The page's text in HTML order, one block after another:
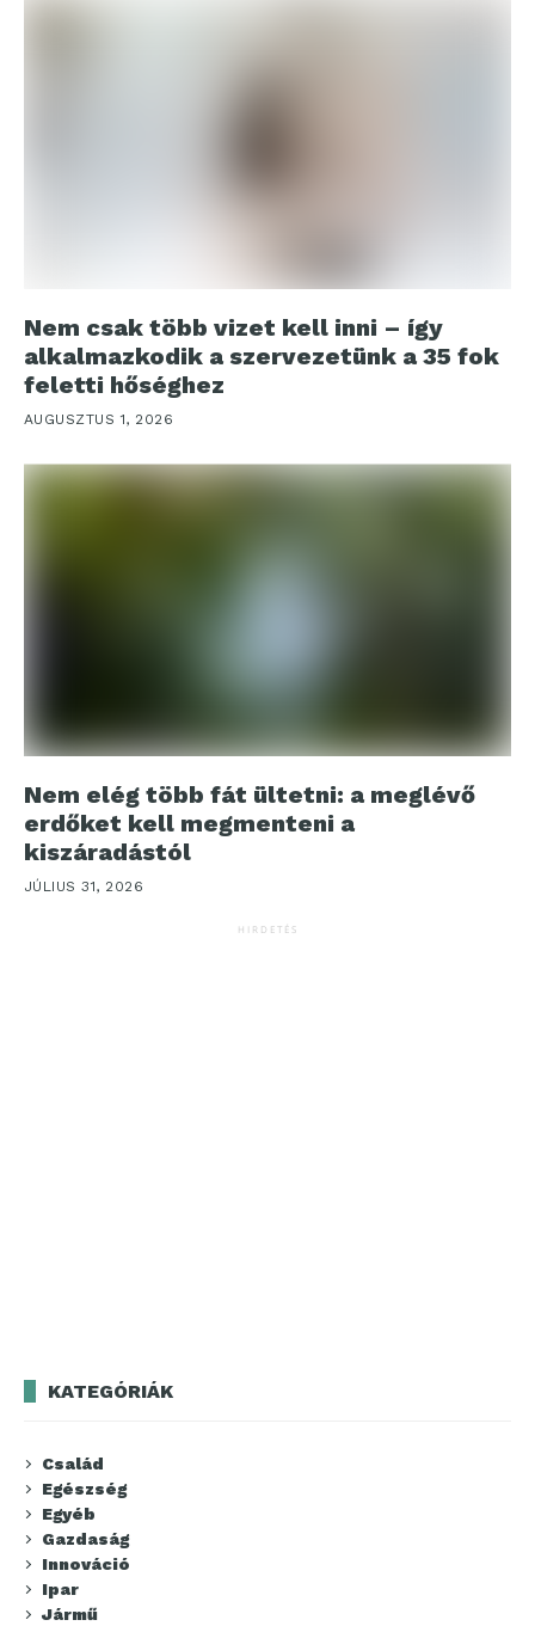
Nem csak több vizet kell inni – így
alkalmazkodik a szervezetünk a 35 fok
feletti hőséghez
AUGUSZTUS 1, 2026
Nem elég több fát ültetni: a meglévő
erdőket kell megmenteni a
kiszáradástól
JÚLIUS 31, 2026
HIRDETÉS
KATEGÓRIÁK
Család
Egészség
Egyéb
Gazdaság
Innováció
Ipar
Jármű